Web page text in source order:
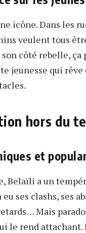
icône. Dans les
veulent tous
son côté rebelle, ça
jeunesse qui
hors du
et
Belaïli a un
ses clashs, ses
Mais
le rend